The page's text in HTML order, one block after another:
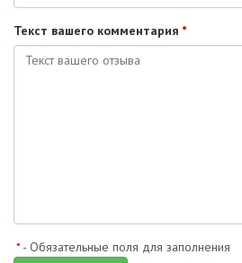
Текст вашего комментария *
*- Обязательные поля для заполнения